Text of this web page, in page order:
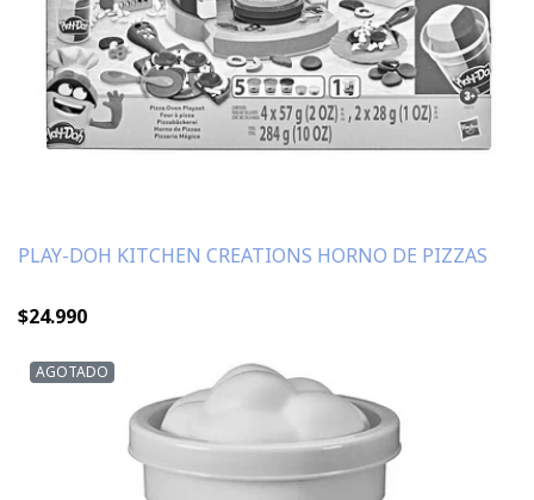
PLAY-DOH KITCHEN CREATIONS HORNO DE PIZZAS
$24.990
AGOTADO